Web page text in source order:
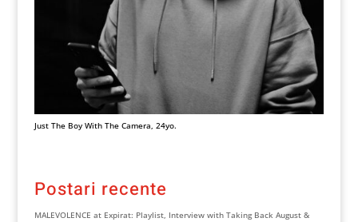
Just The Boy With The Camera, 24yo.
Postari recente
MALEVOLENCE at Expirat: Playlist, Interview with Taking Back August &